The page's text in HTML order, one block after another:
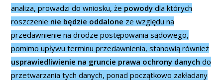
analiza, prowadzi do wniosku, że powodydla których
roszczenie nie będzie oddalone ze względu na
przedawnienie na drodze postępowania sądowego,
pomimo upływu terminu przedawnienia, stanowią również
usprawiedliwienie na gruncie prawa ochrony danych do
przetwarzania tych danych, ponad początkowo zakładany